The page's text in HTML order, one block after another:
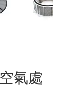
氣處